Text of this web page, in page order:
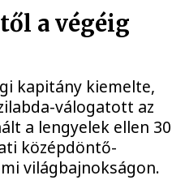
a végéig
kapitány kiemelte,
válogatott az
a lengyelek ellen
középdöntő-
világbajnokságon.